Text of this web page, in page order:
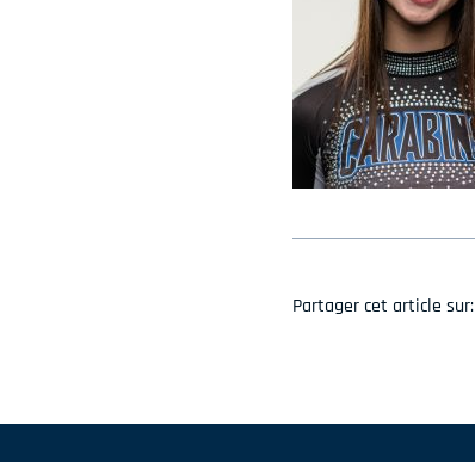
Partager cet article sur: